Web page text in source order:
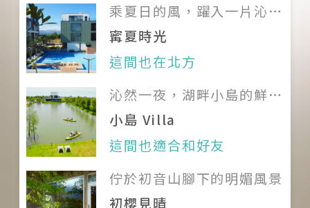
乘夏日的風，躍入一片沁藍
的童趣樂園
寗夏時光
這間也在北方
沁然一夜，湖畔小島的鮮美
饗宴
小島 Villa
這間也適合和好友
佇於初音山腳下的明媚風景
初櫻見晴